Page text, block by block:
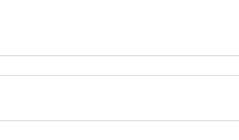
Sie tippen,